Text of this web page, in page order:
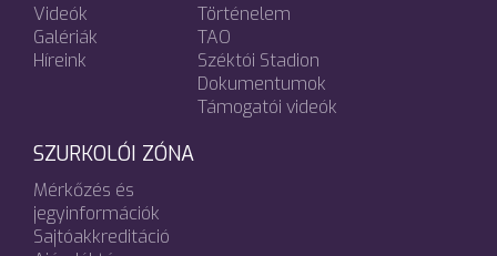
Videók
Galériák
Híreink
Történelem
TAO
Széktói Stadion
Dokumentumok
Támogatói videók
SZURKOLÓI ZÓNA
Mérkőzés és
jegyinformációk
Sajtóakkreditáció